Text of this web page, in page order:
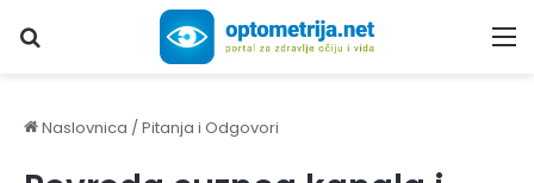
Upiši traženi pojam...
Naslovnica /Pitanja i Odgovori